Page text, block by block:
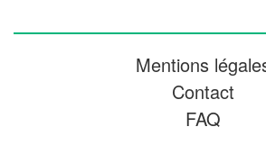
Mentions
Contact
FAQ